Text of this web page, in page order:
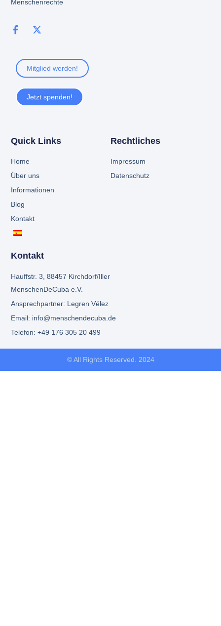
Menschenrechte
Mitglied werden!
Jetzt spenden!
Quick Links
Home
Über uns
Informationen
Blog
Kontakt
Rechtliches
Impressum
Datenschutz
Kontakt
Hauffstr. 3, 88457 Kirchdorf/Iller
MenschenDeCuba e.V.
Ansprechpartner: Legren Vélez
Email: info@menschendecuba.de
Telefon: +49 176 305 20 499
© All Rights Reserved. 2024